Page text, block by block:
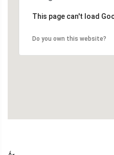
This page can't load
Do you own this website?